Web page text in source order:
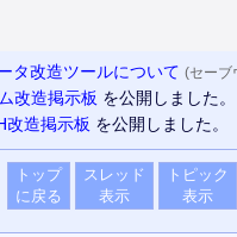
タ改造ツールについて (セーブ
改造掲示板 を公開しました。
改造掲示板 を公開しました。
トップ
に戻る
スレッド
表示
トピック
表示